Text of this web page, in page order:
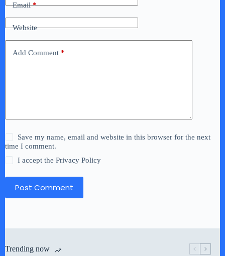
Email*
Website
Add Comment *
Save my name, email and website in this browser for the next
time I comment.
I accept thePrivacy Policy
Post Comment
Trending now